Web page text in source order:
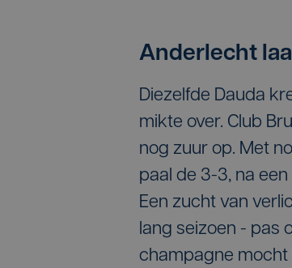
Anderlecht
Diezelfde Dauda
mikte over. Club
nog zuur op. Met
paal de 3-3, na
Een zucht van
lang seizoen - pas
champagne mocht